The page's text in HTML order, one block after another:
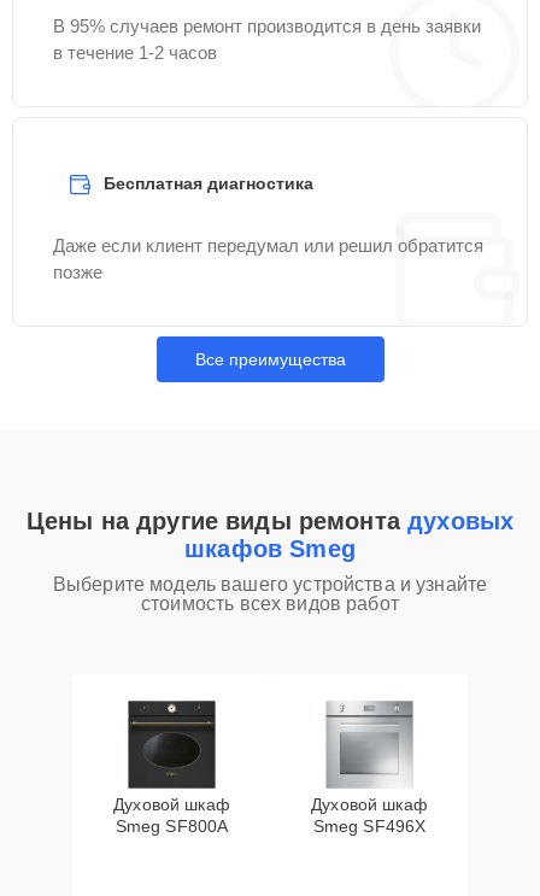
В 95% случаев ремонт производится в день заявки
в течение 1-2 часов
Бесплатная диагностика
Даже если клиент передумал или решил обратится
позже
Все преимущества
Цены на другие виды ремонтадуховых
шкафов Smeg
Выберите модель вашего устройства и узнайте
стоимость всех видов работ
Духовой шкаф
Smeg SF800A
Духовой шкаф
Smeg SF496X